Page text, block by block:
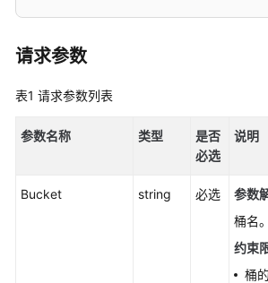
参
考
SDK
参
考
SDK
请求参数
表1 请求参数列表
参数名称 类型
是否
必选
说明
Bucket string 必选 参数
桶名。
约束
桶